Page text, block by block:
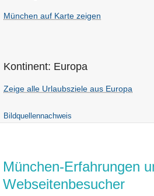
München auf Karte zeigen
Kontinent: Europa
Zeige alle Urlaubsziele aus Europa
Bildquellennachweis
München-Erfahrungen
Webseitenbesucher